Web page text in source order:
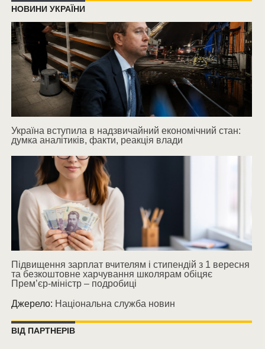
НОВИНИ УКРАЇНИ
Україна вступила в надзвичайний економічний стан:
думка аналітиків, факти, реакція влади
Підвищення зарплат вчителям і стипендій з 1 вересня
та безкоштовне харчування школярам обіцяє
Прем’єр-міністр – подробиці
Джерело: Національна служба новин
ВІД ПАРТНЕРІВ